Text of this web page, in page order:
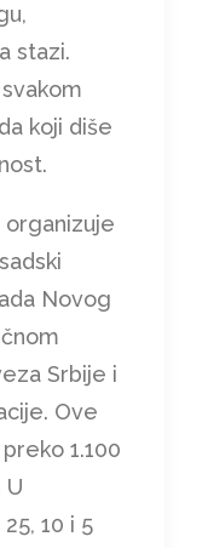
stazi.
koji diše
organizuje
Novog
Srbije i
Ove
1.100
U
10 i 5